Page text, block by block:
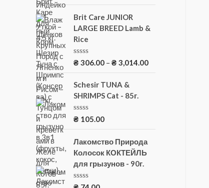
н
к
а
0
з
5
Brit Care JUNIOR
LARGE BREED Lamb &
Rice
О
н
к
а
0
з
₴ 306.00 – ₴ 3,014.00
Schesir TUNA &
SHRIMPS Cat - 85г.
О
н
к
а
0
з
5
₴ 105.00
Лакомство Природа
Колосок КОКТЕЙЛЬ
для грызунов - 90г.
О